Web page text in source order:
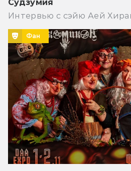
Судзумия
Интервью с сэйю Аей
Фан